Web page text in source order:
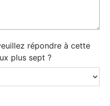
répondre à cette
plus sept ?